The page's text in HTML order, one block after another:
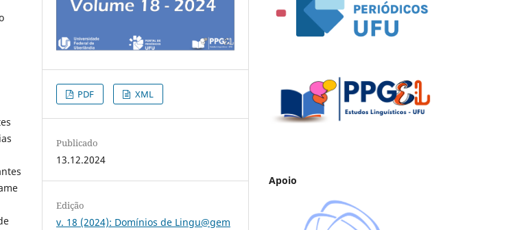
PDF XML
Publicado
13.12.2024
Edição
v. 18 (2024): Domínios de Lingu@gem
Apoio